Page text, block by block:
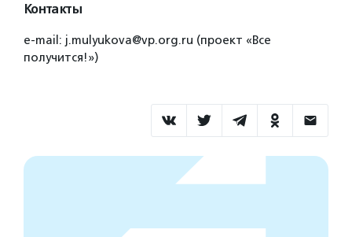
Контакты
e-mail: j.mulyukova@vp.org.ru (проект «Все
получится!»)